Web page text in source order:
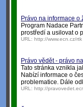
Právo na informace o
Program Nadace
prostředí a usilovat o
URL: http://www.ecn.cz/rtk
Právo vědět - právo
Tato stránka vznikla
Nabízí informace o
problematice. Dále
URL: http://